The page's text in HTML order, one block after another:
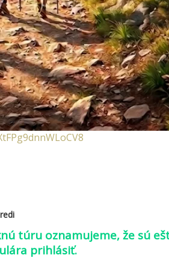
túru oznamujeme, že sú
prihlásiť.